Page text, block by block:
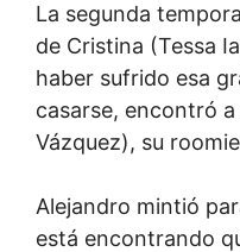
La segunda
de Cristina (Tessa
haber sufrido esa
casarse, encontró
Vázquez), su
Alejandro mintió
está encontrando